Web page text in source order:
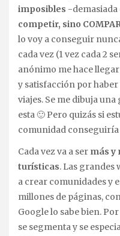
imposibles -demasiada
competir, sino
lo voy a conseguir
cada vez (1 vez cada 2
anónimo me hace
y satisfacción por
viajes. Se me dibuja
esta 🙂 Pero quizás si
comunidad conseguiría
Cada vez va a ser más y
turísticas. Las grandes
a crear comunidades y
millones de páginas,
Google lo sabe bien.
se segmenta y se